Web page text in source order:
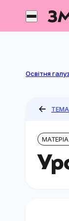
Перейти
Освітня
ТЕМА